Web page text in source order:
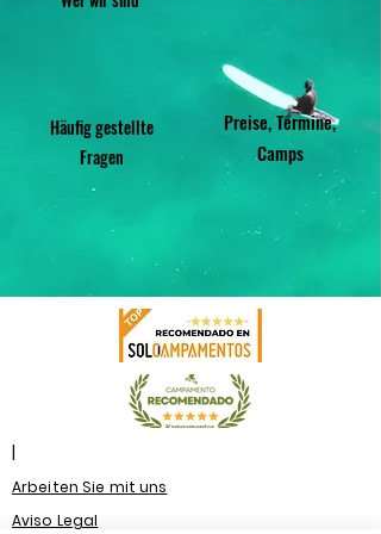
Häufig gestellte
Fragen
Preise, Termine,
Camps
|
Arbeiten Sie mit uns
Aviso Legal